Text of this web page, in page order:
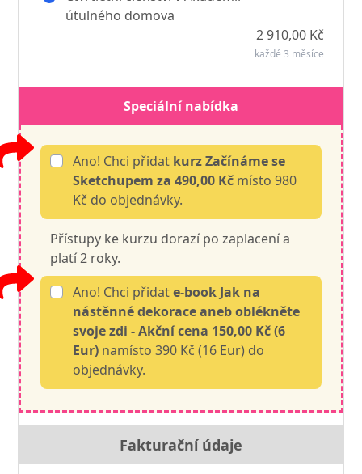
útulného domova
2 910,00 Kč
každé 3 měsíce
Speciální nabídka
Ano! Chci přidat kurz Začínáme se
Sketchupemza 490,00 Kč místo 980
Kč do objednávky.
Přístupy ke kurzu dorazí po zaplacení a
platí 2 roky.
Ano! Chci přidate-book Jak na
nástěnné dekorace aneb oblékněte
svoje zdi - Akční cena 150,00 Kč (6
Eur) namísto 390 Kč (16 Eur) do
objednávky.
Fakturační údaje